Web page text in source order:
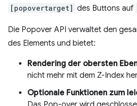
[popovertarget] des Buttons auf
Die Popover API verwaltet den
des Elements und bietet:
Rendering der obersten
nicht mehr mit dem Z-Index
Optionale Funktionen zum